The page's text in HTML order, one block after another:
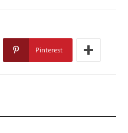
Pinterest